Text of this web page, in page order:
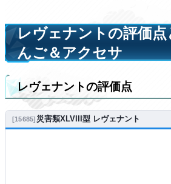
レヴェナントの評価
んご＆アクセサ
レヴェナントの評価点
15685 災害類XLVIII型 レヴェナント